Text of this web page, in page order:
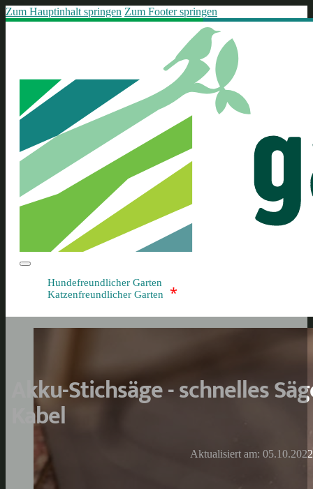
Zum Hauptinhalt springen Zum Footer springen
Hundefreundlicher Garten
Katzenfreundlicher Garten
*
Akku-Stichsäge - schnelles
Kabel
Aktualisiert am: 05.10.2022